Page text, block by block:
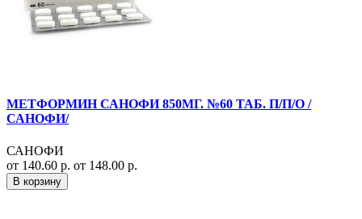
МЕТФОРМИН САНОФИ 850МГ. №60 ТАБ. П/П/О /
САНОФИ/
САНОФИ
от 140.60 р. от 148.00 р.
В корзину